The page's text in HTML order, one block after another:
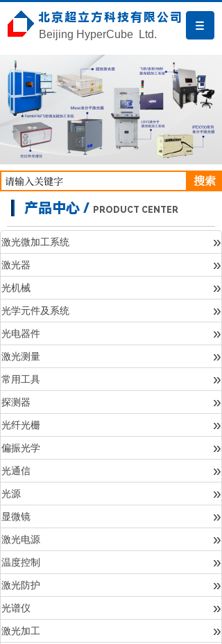
北京超立方科技有限公司
Beijing HyperCube Ltd.
搜索
产品中心 / PRODUCT CENTER
激光微加工系统 »
激光器 »
光机械 »
光学元件及系统 »
光电器件 »
激光测量 »
常用工具 »
探测器 »
光纤光栅 »
偏振光学 »
光通信 »
光源 »
显微镜 »
激光电源 »
温度控制 »
激光防护 »
光谱仪 »
激光加工 »